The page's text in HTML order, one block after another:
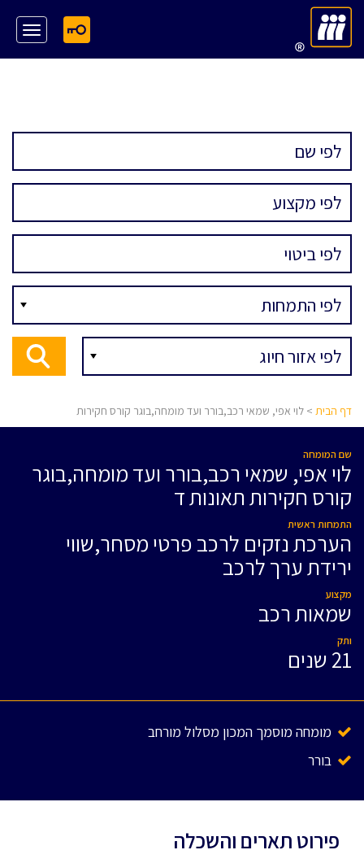
דף הבית > לוי אפי, שמאי רכב,בורר ועד מומחה,בוגר קורס חקירות
שם המומחה
לוי אפי, שמאי רכב,בורר ועד מומחה,בוגר
קורס חקירות תאונות ד
התמחות ראשית
הערכת נזקים לרכב פרטי מסחר,שווי
ירידת ערך לרכב
מקצוע
שמאות רכב
ותק
21 שנים
מומחה מוסמך המכון מסלול מורחב
בורר
פירוט תארים והשכלה